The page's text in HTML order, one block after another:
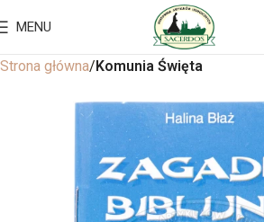
MENU
Strona główna Komunia Święta